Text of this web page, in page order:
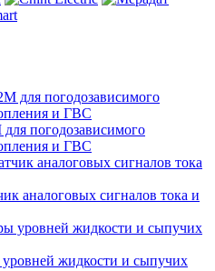
погодозависимого
и ГВС
аналоговых сигналов тока и
жидкости и сыпучих